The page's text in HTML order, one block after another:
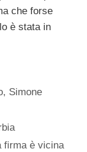
che forse
è stata in
, Simone
firma è vicina